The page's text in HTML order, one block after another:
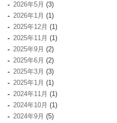
2026年5月 (3)
2026年1月 (1)
2025年12月 (1)
2025年11月 (1)
2025年9月 (2)
2025年6月 (2)
2025年3月 (3)
2025年1月 (1)
2024年11月 (1)
2024年10月 (1)
2024年9月 (5)